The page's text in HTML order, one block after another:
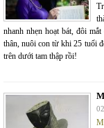
nhanh nhẹn hoạt bát, đôi
thân, nuôi con từ khi 25 tuổi
trên dưới tam thập rồi!